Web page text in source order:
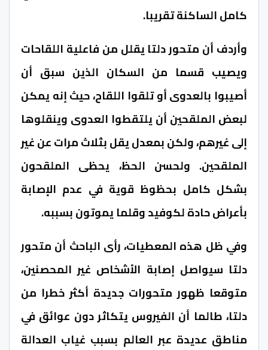
كامل الساكنة تقريبا.
وأردف أن متحور دلتا يقلل من فاعلية اللقاحات
ويصيب قسما من السكان الذين سبق أن
أصيبوا بالعدوى أو تلقوا اللقاح، حيث إنه يمكن
لبعض الملقحين أن يلتقطوا العدوى وينقلوها
إلى غيرهم، ولكن بمعدل يقل بثلاث مرات عن غير
الملقحين. ولحسن الحظ، يحظى الملقحون
بشكل كامل بحظوظ قوية في عدم الإصابة
بأعراض حادة لكوفيد وقلما يموتون بسببه.
وفي ظل هذه المعطيات، رأى الباحث أن متحور
دلتا سيواصل إصابة الأشخاص غير المحصنين،
متوقعا ظهور متحورات جديدة أكثر خطرا من
دلتا، طالما أن الفيروس يتكاثر دون عوائق في
مناطق عديدة عبر العالم بسبب غياب العدالة